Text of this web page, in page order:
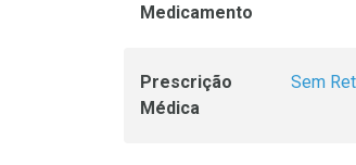
Medicamento
Prescrição
Médica
Sem